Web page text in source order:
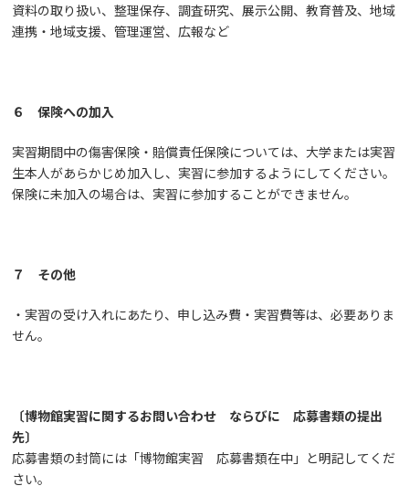
資料の取り扱い、整理保存、調査研究、展示公開、教育普及、地域
連携・地域支援、管理運営、広報など
６ 保険への加入
実習期間中の傷害保険・賠償責任保険については、大学または実習
生本人があらかじめ加入し、実習に参加するようにしてください。
保険に未加入の場合は、実習に参加することができません。
７ その他
・実習の受け入れにあたり、申し込み費・実習費等は、必要ありま
せん。
〔博物館実習に関するお問い合わせ ならびに 応募書類の提出
先〕
応募書類の封筒には「博物館実習 応募書類在中」と明記してくだ
さい。